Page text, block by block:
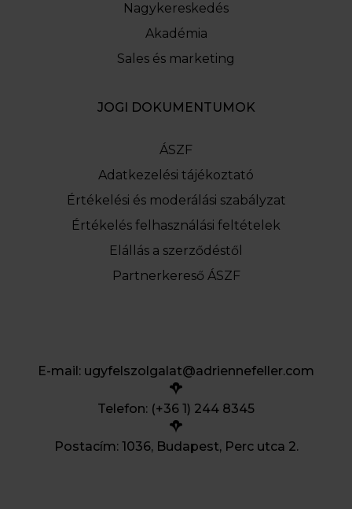
Nagykereskedés
Akadémia
Sales és marketing
JOGI DOKUMENTUMOK
ÁSZF
Adatkezelési tájékoztató
Értékelési és moderálási szabályzat
Értékelés felhasználási feltételek
Elállás a szerződéstől
Partnerkereső ÁSZF
E-mail: ugyfelszolgalat@adriennefeller.com
Telefon: (+36 1) 244 8345
Postacím: 1036, Budapest, Perc utca 2.